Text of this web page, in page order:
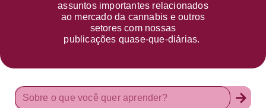
assuntos importantes relacionados
ao mercado da cannabis e outros
setorescom nossas
publicações quase-que-diárias.